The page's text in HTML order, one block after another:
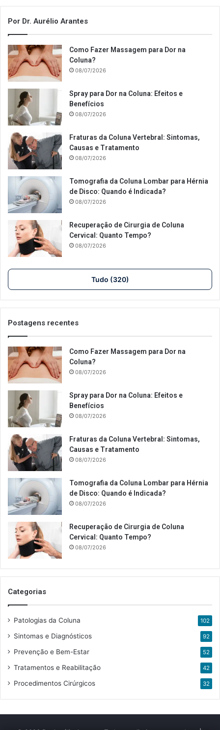
Por Dr. Aurélio Arantes
Como Fazer Massagem para Dor na
Coluna?
08/07/2026
Spray para Dor na Coluna: Efeitos e
Benefícios
08/07/2026
Fraturas da Coluna Vertebral: Sintomas,
Causas e Tratamento
08/07/2026
Tomografia da Coluna Lombar para Hérnia
de Disco: Quando é Indicada?
08/07/2026
Recuperação de Cirurgia de Coluna
Cervical: Quanto Tempo?
08/07/2026
Tudo (320)
Postagens recentes
Como Fazer Massagem para Dor na
Coluna?
08/07/2026
Spray para Dor na Coluna: Efeitos e
Benefícios
08/07/2026
Fraturas da Coluna Vertebral: Sintomas,
Causas e Tratamento
08/07/2026
Tomografia da Coluna Lombar para Hérnia
de Disco: Quando é Indicada?
08/07/2026
Recuperação de Cirurgia de Coluna
Cervical: Quanto Tempo?
08/07/2026
Categorias
Patologias da Coluna 102
Sintomas e Diagnósticos 92
Prevenção e Bem-Estar 52
Tratamentos e Reabilitação 42
Procedimentos Cirúrgicos 32